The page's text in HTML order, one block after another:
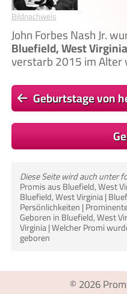
Bildnachweis
John Forbes Nash Jr.
Bluefield, West Virginia
verstarb 2015 im Alter
Geburtstage von
Diese Seite wird auch unter
Promis aus Bluefield, West
Bluefield, West Virginia |
Persönlichkeiten |
Geboren in Bluefield, West
Virginia | Welcher Promi
geboren
© 2026